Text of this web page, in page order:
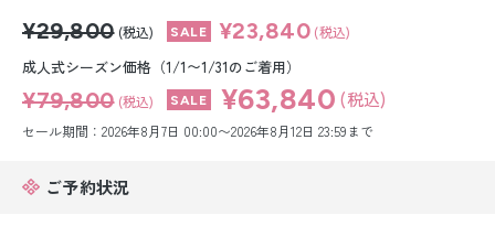
小物販売品
¥29,800 (税込) ¥23,840 (税込)
成人式シーズン価格（1/1〜1/31のご着用）
¥79,800 (税込) ¥63,840 (税込)
セール期間：2026年8月7日 00:00〜2026年8月12日 23:59まで
ご予約状況